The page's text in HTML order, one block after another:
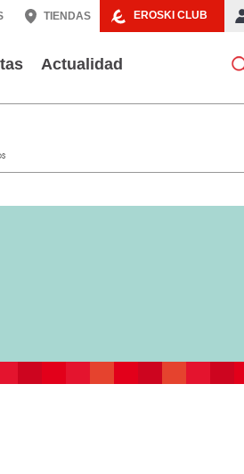
EROSKI CLUB
TIENDAS
Actualidad